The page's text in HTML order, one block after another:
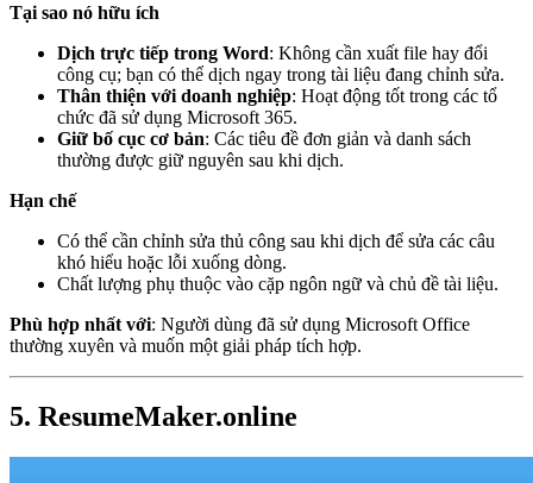
Tại sao nó hữu ích
Dịch trực tiếp trong Word: Không cần xuất file hay đổi
công cụ; bạn có thể dịch ngay trong tài liệu đang chỉnh sửa.
Thân thiện với doanh nghiệp: Hoạt động tốt trong các tổ
chức đã sử dụng Microsoft 365.
Giữ bố cục cơ bản: Các tiêu đề đơn giản và danh sách
thường được giữ nguyên sau khi dịch.
Hạn chế
Có thể cần chỉnh sửa thủ công sau khi dịch để sửa các câu
khó hiểu hoặc lỗi xuống dòng.
Chất lượng phụ thuộc vào cặp ngôn ngữ và chủ đề tài liệu.
Phù hợp nhất với: Người dùng đã sử dụng Microsoft Office
thường xuyên và muốn một giải pháp tích hợp.
5. ResumeMaker.online